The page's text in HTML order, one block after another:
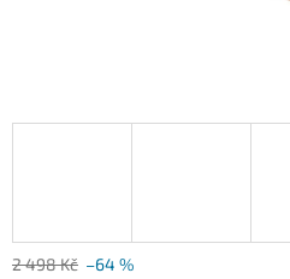
2 498 Kč –64 %